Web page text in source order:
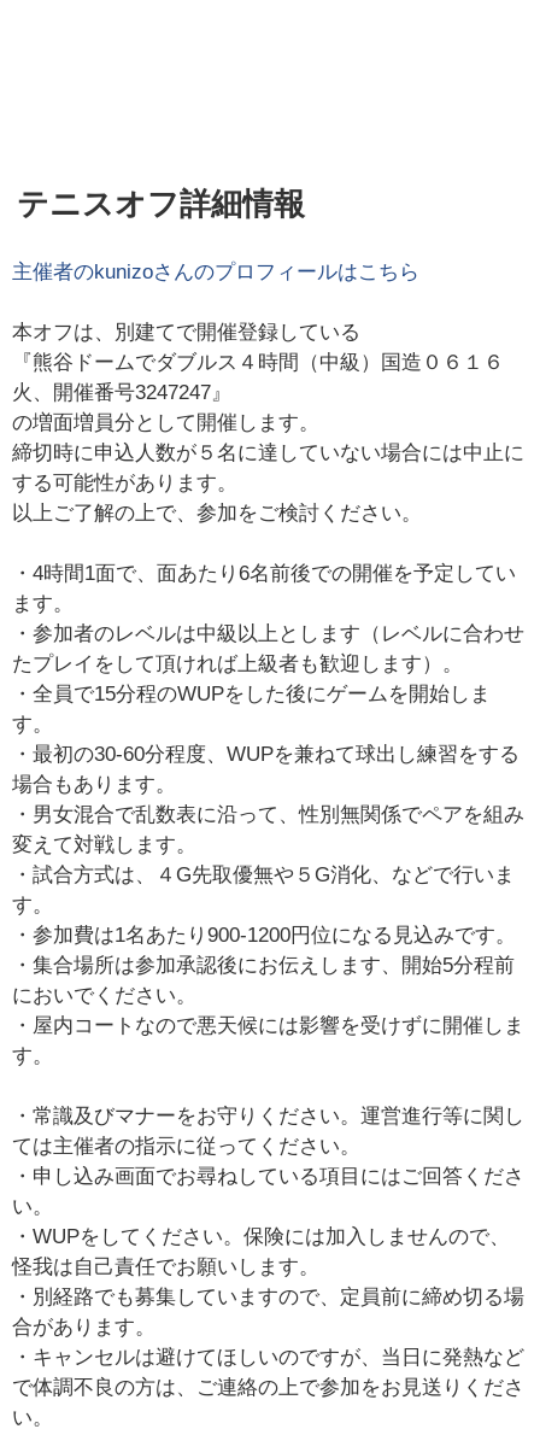
テニスオフ詳細情報
主催者のkunizoさんのプロフィールはこちら
本オフは、別建てで開催登録している
『熊谷ドームでダブルス４時間（中級）国造０６１６
火、開催番号3247247』
の増面増員分として開催します。
締切時に申込人数が５名に達していない場合には中止に
する可能性があります。
以上ご了解の上で、参加をご検討ください。
・4時間1面で、面あたり6名前後での開催を予定してい
ます。
・参加者のレベルは中級以上とします（レベルに合わせ
たプレイをして頂ければ上級者も歓迎します）。
・全員で15分程のWUPをした後にゲームを開始しま
す。
・最初の30-60分程度、WUPを兼ねて球出し練習をする
場合もあります。
・男女混合で乱数表に沿って、性別無関係でペアを組み
変えて対戦します。
・試合方式は、４G先取優無や５G消化、などで行いま
す。
・参加費は1名あたり900-1200円位になる見込みです。
・集合場所は参加承認後にお伝えします、開始5分程前
においでください。
・屋内コートなので悪天候には影響を受けずに開催しま
す。
・常識及びマナーをお守りください。運営進行等に関し
ては主催者の指示に従ってください。
・申し込み画面でお尋ねしている項目にはご回答くださ
い。
・WUPをしてください。保険には加入しませんので、
怪我は自己責任でお願いします。
・別経路でも募集していますので、定員前に締め切る場
合があります。
・キャンセルは避けてほしいのですが、当日に発熱など
で体調不良の方は、ご連絡の上で参加をお見送りくださ
い。